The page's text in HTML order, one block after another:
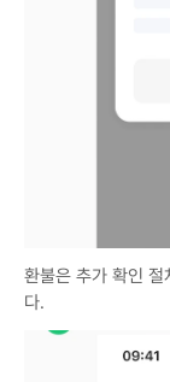
환불은 추가 확인
다.